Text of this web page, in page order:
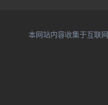
本网站内容收集于互联